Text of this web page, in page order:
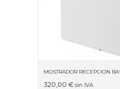
MOSTRADOR RECEPCION
320,00 € sin IVA